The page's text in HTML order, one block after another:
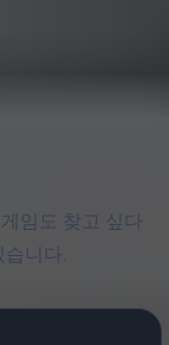
임도 찾고 싶다
니다.